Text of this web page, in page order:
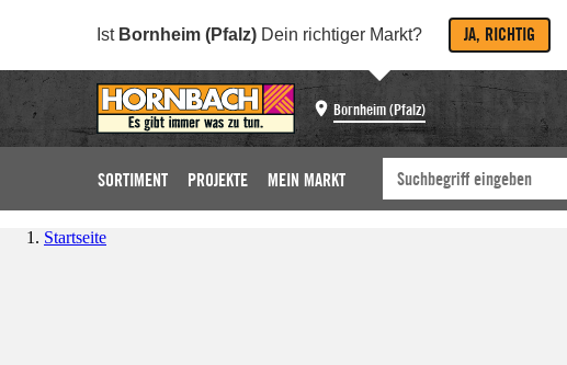
Ist Bornheim (Pfalz) Dein richtiger Markt? JA, RICHTIG
Bornheim (Pfalz)
SORTIMENT PROJEKTE MEIN MARKT
Startseite